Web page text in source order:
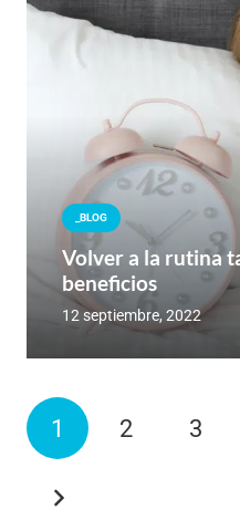
_BLOG
Volver a la rutina
beneficios
12 septiembre, 2022
1 2 3